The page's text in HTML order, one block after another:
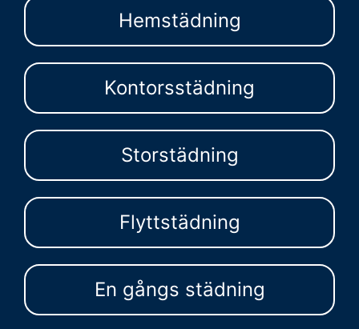
Hemstädning
Kontorsstädning
Storstädning
Flyttstädning
En gångs städning